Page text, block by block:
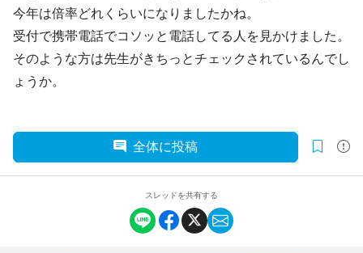
今年は倍率どれくらいになりましたかね。
受付で携帯電話でコソッと電話してる人を見かけました。
そのような方は先生がきちっとチェックされているんでし
ょうか。
全体に投稿
スレッドを共有する